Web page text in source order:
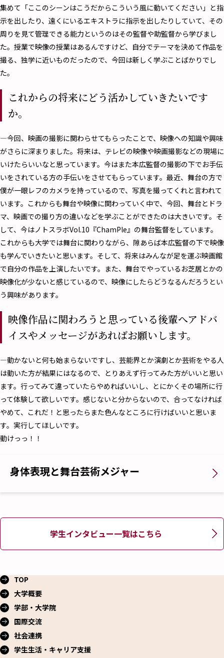
集めて「ここのシーンはこうだからこういう風に動いてください」と指
示を出したり、遠くにいるエキストラに指示を出したりしていて、その
周りを見て管理できる能力というのはその監督や助監督から学びまし
た。授業で映像の授業はあるんですけど、自分でテーマを決めて作品を
撮る、独学に近いものだったので、今回は新しく学ぶことばかりでし
た。
これからの将来にどう活かしていきたいです
か。
―今回、映画の撮影に関わらせてもらったことで、映像への知識や興味
がさらに深まりました。将来は、テレビの映像や映画撮影などの現場に
いけたらいいなと思っています。今はまた本広監督の撮影の下でお手伝
いをされている方の手伝いをさせてもらっています。最近、舞台の方で
僕が一眼レフのカメラを持っているので、写真を撮ってくれと言われて
います。これからも舞台や映像に関わっていく中で、今回、舞台とドラ
マ、映画での撮り方の違いなどを学ぶことができたのは大きいです。そ
して、今はノトスラボVol.10『ChamPle』の舞台監督をしています。
これからも大学では舞台に関わりながら、隙あらば本広監督の下で映像
も学んでいきたいと思います。そして、将来はみんなが足を運ぶ映画館
で自分の作品を上演したいです。また、舞台でやっているお芝居とかの
映像化が少ないと感じているので、映像にしたらどうなるんだろうとい
う興味があります。
映像作品に関わろうと思っている後輩へアドバ
イスやメッセージがあればお願いします。
―動かないと何も始まらないですし、芸能界とか演劇とか芸術をやる人
は動いた方が結果にはなるので、とりあえず行ってみた方がいいと思い
ます。行ってみて違っていたらやめればいいし、とにかくその場所に行
って体験して欲しいです。感じないと分からないので、合ってなければ
やめて、これだ！と思ったらまた色んなところに行けばいいと思いま
す。実行してほしいです。
動けっっ！！
身体表現と舞台芸術メジャー
学生インタビュー一覧はこちら
TOP
大学概要
学部・大学院
国際交流
社会連携
学生生活・ キャリア支援